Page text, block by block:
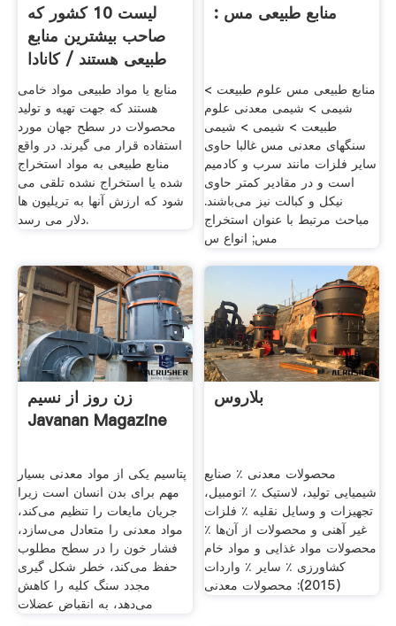
لیست 10 کشور که
صاحب بیشترین منابع
طبیعی هستند / کانادا
در
منابع یا مواد طبیعی مواد خامی
هستند که جهت تهیه و تولید
محصولات در سطح جهان مورد
استفاده قرار می گیرند. در واقع
منابع طبیعی به مواد استخراج
شده یا استخراج نشده تلقی می
شود که ارزش آنها به تریلیون ها
دلار می رسد.
: منابع طبیعی مس
منابع طبیعی مس علوم طبیعت >
شیمی > شیمی معدنی علوم
طبیعت > شیمی > شیمی
سنگهای معدنی مس غالبا حاوی
سایر فلزات مانند سرب و کادمیم
است و در مقادیر کمتر حاوی
نیکل و کبالت نیز می‌باشند.
مباحث مرتبط با عنوان استخراج
مس; انواع س
زن روز از نسیم
Javanan Magazine
پتاسیم یکی از مواد معدنی بسیار
مهم برای بدن انسان است زیرا
جریان مایعات را تنظیم می‌کند،
مواد معدنی را متعادل می‌سازد،
فشار خون را در سطح مطلوب
حفظ می‌کند، خطر شکل گیری
مجدد سنگ کلیه را کاهش
می‌دهد، به انقباض عضلات
بلاروس
محصولات معدنی ٪ صنایع
شیمیایی تولید، لاستیک ٪ اتومبیل،
تجهیزات و وسایل نقلیه ٪ فلزات
غیر آهنی و محصولات از آن‌ها ٪
محصولات مواد غذایی و مواد خام
کشاورزی ٪ سایر ٪ واردات
(2015): محصولات معدنی